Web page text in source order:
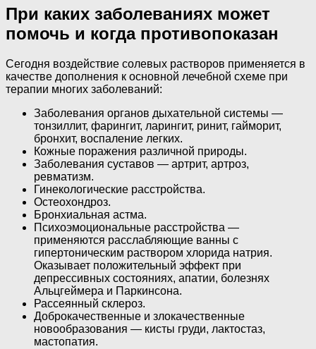
При каких заболеваниях может
помочь и когда противопоказан
Сегодня воздействие солевых растворов применяется в
качестве дополнения к основной лечебной схеме при
терапии многих заболеваний:
Заболевания органов дыхательной системы —
тонзиллит, фарингит, ларингит, ринит, гайморит,
бронхит, воспаление легких.
Кожные поражения различной природы.
Заболевания суставов — артрит, артроз,
ревматизм.
Гинекологические расстройства.
Остеохондроз.
Бронхиальная астма.
Психоэмоциональные расстройства —
применяются расслабляющие ванны с
гипертоническим раствором хлорида натрия.
Оказывает положительный эффект при
депрессивных состояниях, апатии, болезнях
Альцгеймера и Паркинсона.
Рассеянный склероз.
Доброкачественные и злокачественные
новообразования — кисты груди, лактостаз,
мастопатия.